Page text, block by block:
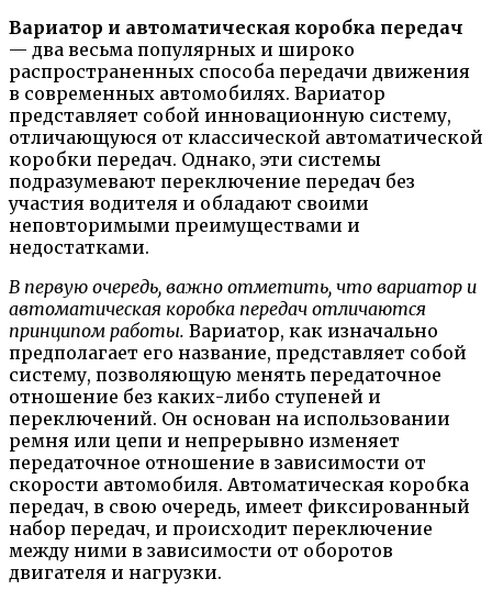
Вариатор и автоматическая коробка передач
— два весьма популярных и широко
распространенных способа передачи движения
в современных автомобилях. Вариатор
представляет собой инновационную систему,
отличающуюся от классической автоматической
коробки передач. Однако, эти системы
подразумевают переключение передач без
участия водителя и обладают своими
неповторимыми преимуществами и
недостатками.
В первую очередь, важно отметить, что вариатор и
автоматическая коробка передач отличаются
принципом работы. Вариатор, как изначально
предполагает его название, представляет собой
систему, позволяющую менять передаточное
отношение без каких-либо ступеней и
переключений. Он основан на использовании
ремня или цепи и непрерывно изменяет
передаточное отношение в зависимости от
скорости автомобиля. Автоматическая коробка
передач, в свою очередь, имеет фиксированный
набор передач, и происходит переключение
между ними в зависимости от оборотов
двигателя и нагрузки.